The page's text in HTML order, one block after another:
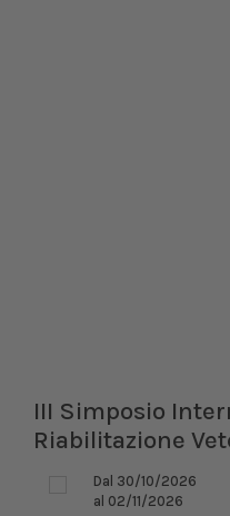
III Simposio
Riabilitazione
Dal 30/10/2026
al 02/11/2026